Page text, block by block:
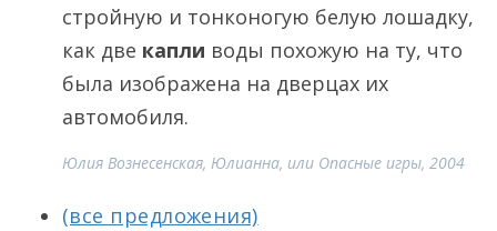
стройную и тонконогую белую лошадку,
как две капли воды похожую на ту, что
была изображена на дверцах их
автомобиля.
Юлия Вознесенская, Юлианна, или Опасные игры, 2004
(все предложения)